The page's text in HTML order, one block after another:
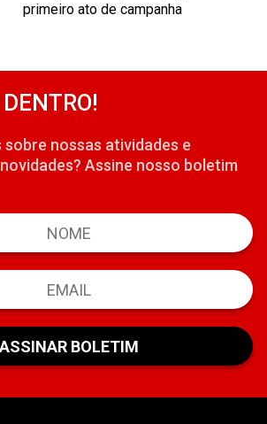
primeiro ato de campanha
sobre nossas atividades e
Assine nosso boletim